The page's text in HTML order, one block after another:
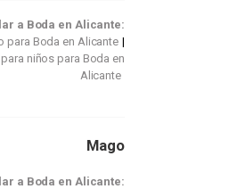
a Boda en Alicante:
para Boda en Alicante
para niños para Boda en
Alicante
Mago
a Boda en Alicante: